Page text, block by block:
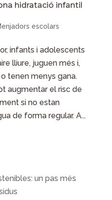
hidratació infantil
escolars
infants i adolescents
lliure, juguen més i,
tenen menys gana.
augmentar el risc de
si no estan
de forma regular. A...
un pas més